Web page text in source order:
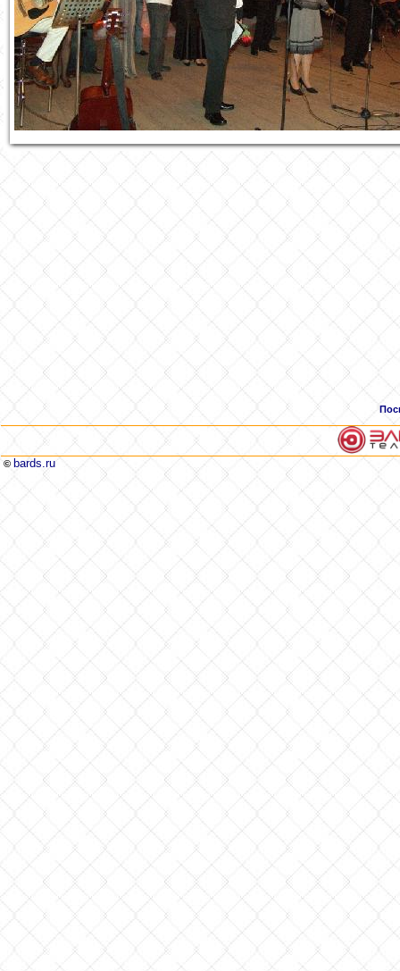
© bards.ru